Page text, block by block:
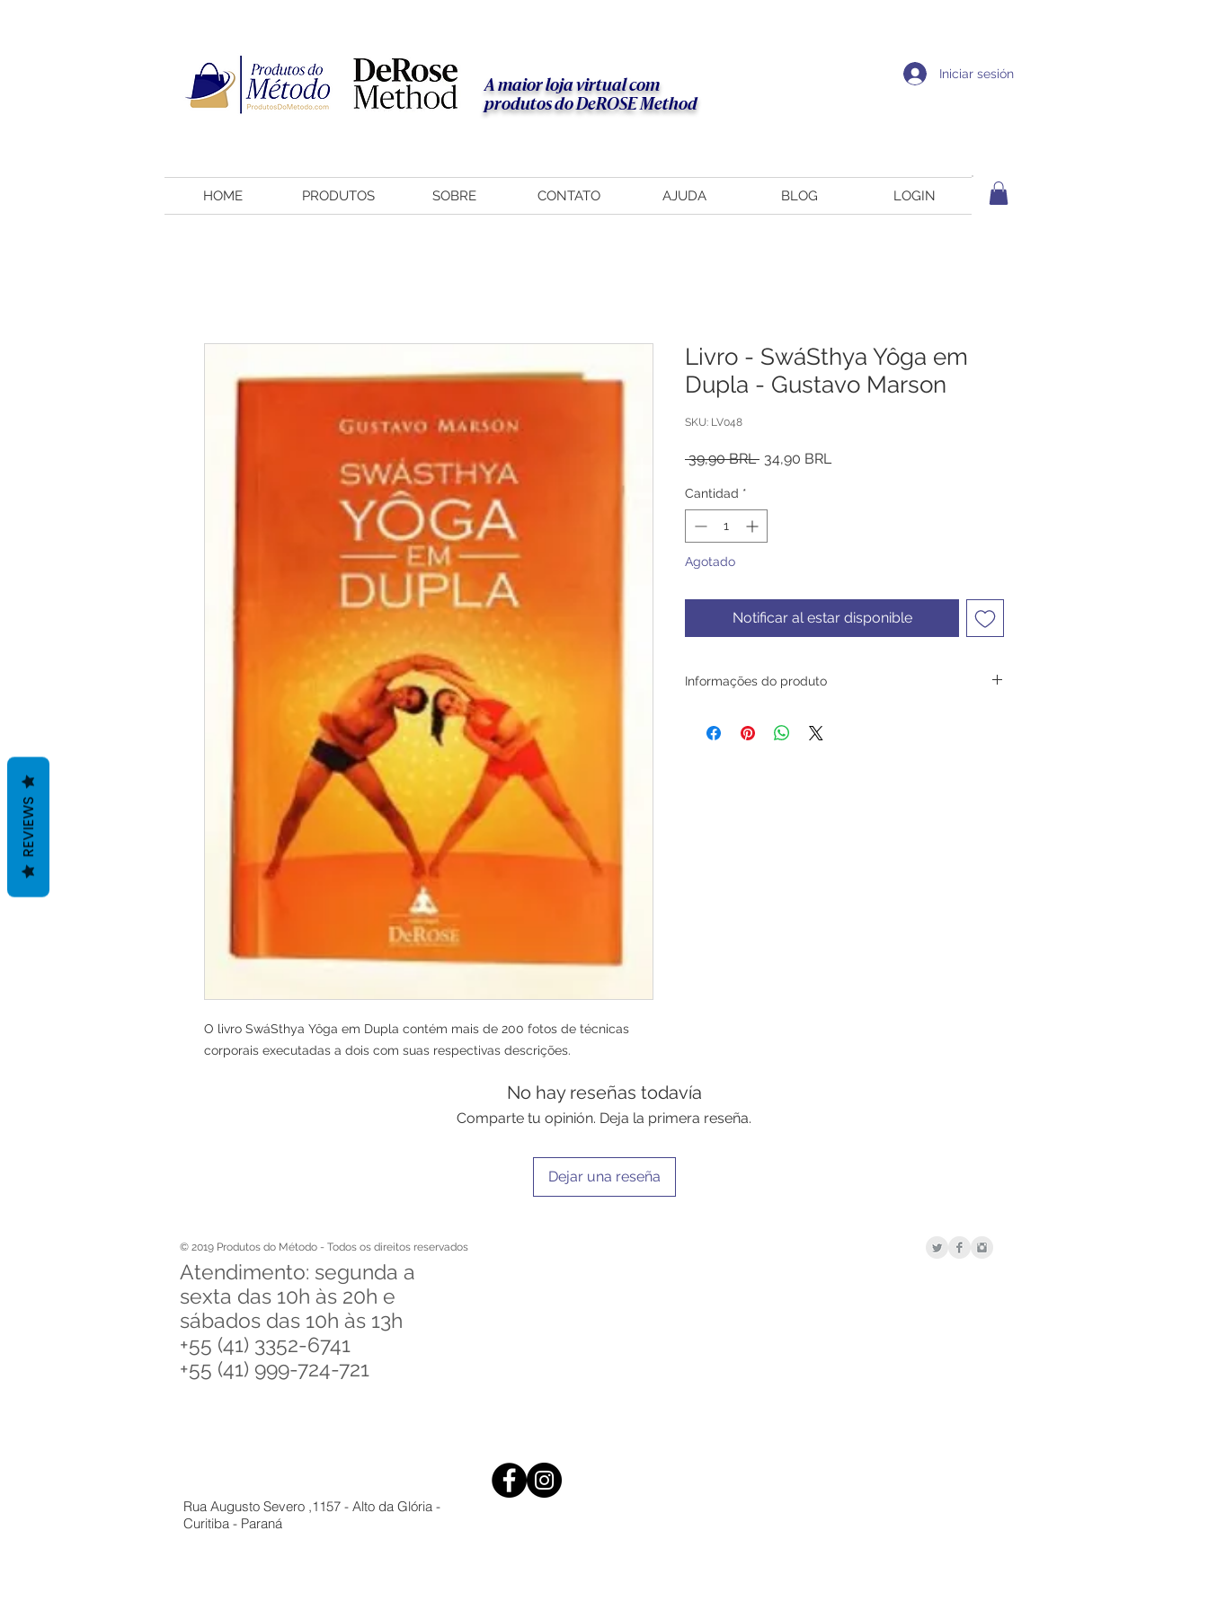
A maior loja virtual com
produtos do DeROSE Method
Iniciar sesión
HOME PRODUTOS SOBRE CONTATO AJUDA BLOG LOGIN
O livro SwáSthya Yôga em Dupla contém mais de 200 fotos de técnicas
corporais executadas a dois com suas respectivas descrições.
Livro - SwáSthya Yôga em
Dupla - Gustavo Marson
SKU: LV048
39,90 BRL Precio
34,90 BRL
Cantidad *
Agotado
Notificar al estar disponible
Informações do produto
200 fotos de técnicas corporais executadas a dois
No hay reseñas todavía
Comparte tu opinión. Deja la primera reseña.
Dejar una reseña
© 2019 Produtos do Método - Todos os direitos reservados
Atendimento: segunda a
sexta das 10h às 20h e
sábados das 10h às 13h
+55 (41) 3352-6741
+55 (41) 999-724-721
Rua Augusto Severo ,1157 - Alto da Glória -
Curitiba - Paraná
REVIEWS